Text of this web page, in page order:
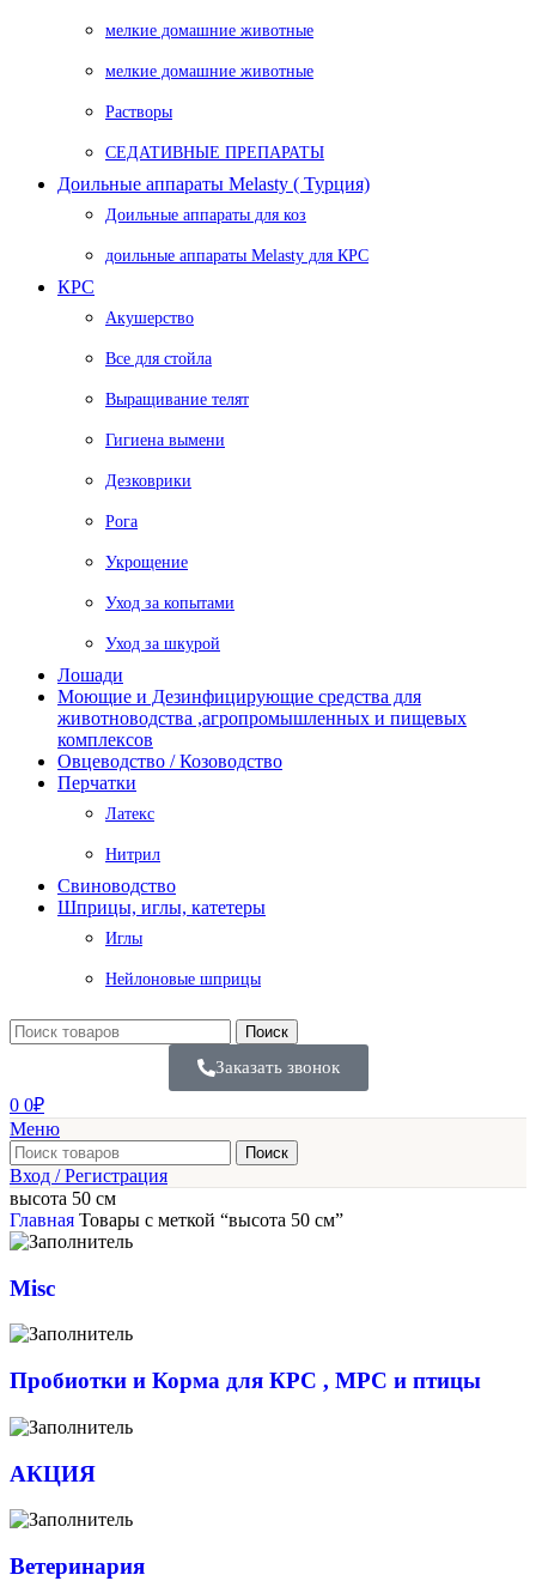
мелкие домашние животные
мелкие домашние животные
Растворы
СЕДАТИВНЫЕ ПРЕПАРАТЫ
Доильные аппараты Melasty ( Турция)
Доильные аппараты для коз
доильные аппараты Melasty для КРС
КРС
Акушерство
Все для стойла
Выращивание телят
Гигиена вымени
Дезковрики
Рога
Укрощение
Уход за копытами
Уход за шкурой
Лошади
Моющие и Дезинфицирующие средства для
животноводства ,агропромышленных и пищевых
комплексов
Овцеводство / Козоводство
Перчатки
Латекс
Нитрил
Свиноводство
Шприцы, иглы, катетеры
Иглы
Нейлоновые шприцы
Поиск
Заказать звонок
0 0₽
Меню
Поиск
Вход / Регистрация
высота 50 см
Главная Товары с меткой “высота 50 см”
Misc
Пробиотки и Корма для КРС , МРС и птицы
АКЦИЯ
Ветеринария